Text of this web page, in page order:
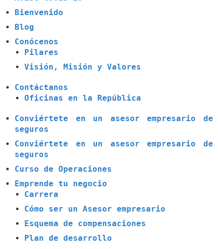
Bienvenido
Blog
Conócenos
Pilares
Visión, Misión y Valores
Contáctanos
Oficinas en la República
Conviértete en un asesor empresario de
seguros
Conviértete en un asesor empresario de
seguros
Curso de Operaciones
Emprende tu negocio
Carrera
Cómo ser un Asesor empresario
Esquema de compensaciones
Plan de desarrollo